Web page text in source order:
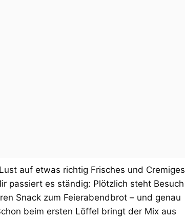
auf etwas richtig Frisches und Cremiges
passiert es ständig: Plötzlich steht Besuch
Snack zum Feierabendbrot – und genau
beim ersten Löffel bringt der Mix aus